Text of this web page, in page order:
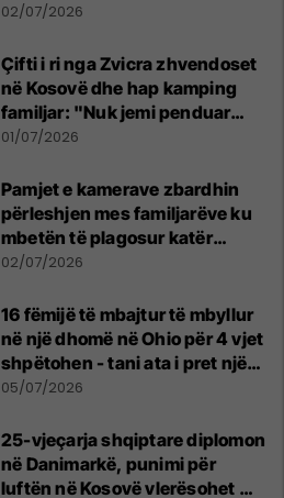
02/07/2026
Çifti i ri nga Zvicra zhvendoset
në Kosovë dhe hap kamping
familjar: "Nuk jemi penduar
asnjë ditë"
01/07/2026
Pamjet e kamerave zbardhin
përleshjen mes familjarëve ku
mbetën të plagosur katër
persona
02/07/2026
16 fëmijë të mbajtur të mbyllur
në një dhomë në Ohio për 4 vjet
shpëtohen - tani ata i pret një
sfidë e madhe
05/07/2026
25-vjeçarja shqiptare diplomon
në Danimarkë, punimi për
luftën në Kosovë vlerësohet me